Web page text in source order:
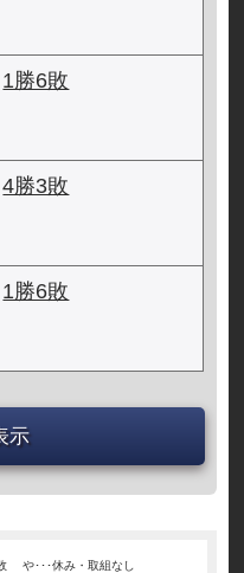
1勝6敗
4勝3敗
1勝6敗
示
や･･･休み・取組なし